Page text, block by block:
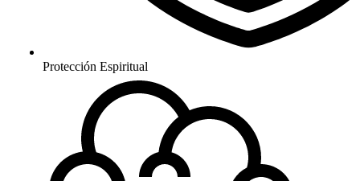
Protección Espiritual